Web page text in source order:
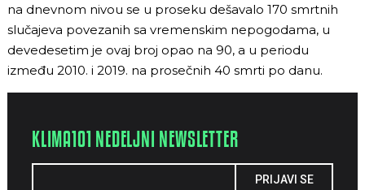
na dnevnom nivou se u proseku dešavalo 170 smrtnih
slučajeva povezanih sa vremenskim nepogodama, u
devedesetim je ovaj broj opao na 90, a u periodu
između 2010. i 2019. na prosečnih 40 smrti po danu.
KLIMA101 NEDELJNI NEWSLETTER
PRIJAVI SE